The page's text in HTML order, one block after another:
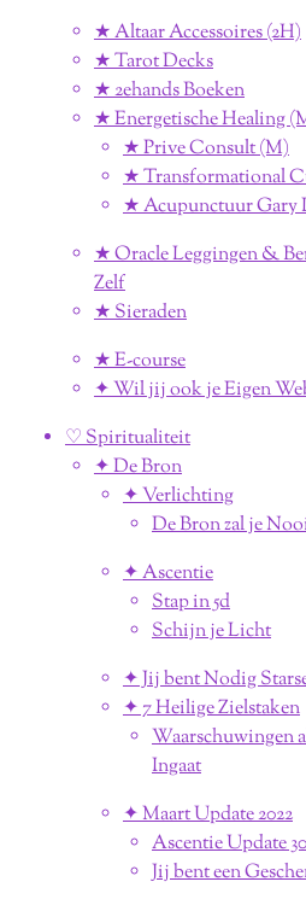
★ Altaar Accessoires (2H)
★ Tarot Decks
★ 2ehands Boeken
★ Energetische Healing
★ Prive Consult (M)
★ Transformational
★ Acupunctuur Gary
★ Oracle Leggingen &
Zelf
★ Sieraden
★ E-course
✦ Wil jij ook je Eigen
♡ Spiritualiteit
✦ De Bron
✦ Verlichting
De Bron zal je
✦ Ascentie
Stap in 5d
Schijn je Licht
✦ Jij bent Nodig
✦ 7 Heilige Zielstaken
Waarschuwingen
Ingaat
✦ Maart Update 2022
Ascentie Update
Jij bent een